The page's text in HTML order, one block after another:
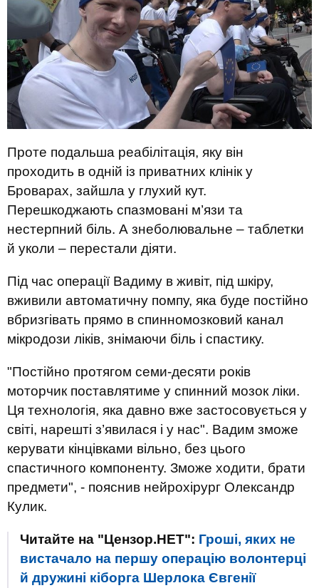
Проте подальша реабілітація, яку він
проходить в одній із приватних клінік у
Броварах, зайшла у глухий кут.
Перешкоджають спазмовані м’язи та
нестерпний біль. А знеболювальне – таблетки
й уколи – перестали діяти.
Під час операції Вадиму в живіт, під шкіру,
вживили автоматичну помпу, яка буде постійно
вбризгівать прямо в спинномозковий канал
мікродози ліків, знімаючи біль і спастику.
"Постійно протягом семи-десяти років
моторчик поставлятиме у спинний мозок ліки.
Ця технологія, яка давно вже застосовується у
світі, нарешті з’явилася і у нас". Вадим зможе
керувати кінцівками вільно, без цього
спастичного компоненту. Зможе ходити, брати
предмети", - пояснив нейрохірург Олександр
Кулик.
Читайте на "Цензор.НЕТ": Гроші, яких не
вистачало на першу операцію волонтерці
й дружині кіборга Шерлока Євгенії